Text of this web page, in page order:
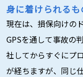
身に着けられる
現在は、損保向けの
GPSを通して事故の
社してからすぐにプ
が経ちますが、同じ